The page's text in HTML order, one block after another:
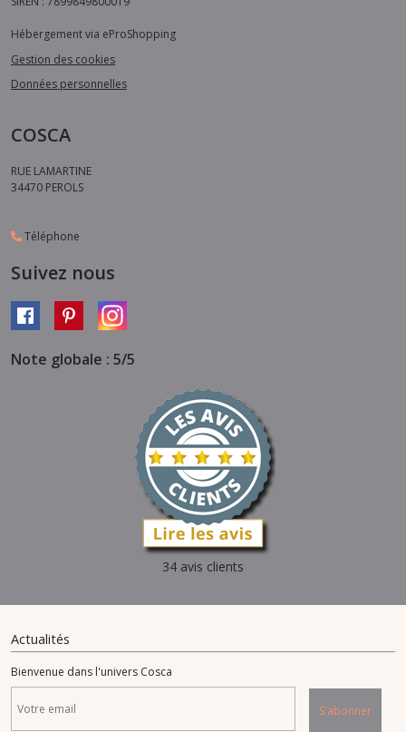
Hébergement via eProShopping
Gestion des cookies
Données personnelles
COSCA
RUE LAMARTINE
34470 PEROLS
Téléphone
Suivez nous
Note globale : 5/5
34 avis clients
Actualités
Bienvenue dans l'univers Cosca
S'abonner